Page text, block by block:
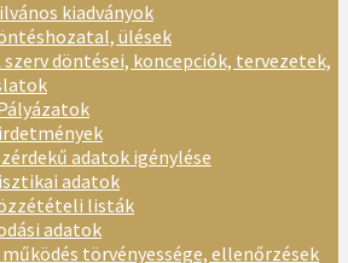
kiadványok
ülések
szerv döntései, koncepciók, tervezetek,
adatok igénylése
adatok
listák
adatok
működés törvényessége, ellenőrzések